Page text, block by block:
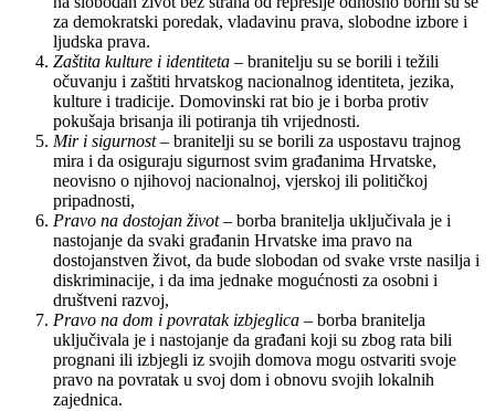
za demokratski poredak, vladavinu prava, slobodne izbore i
ljudska prava.
Zaštita kulture i identiteta – branitelju su se borili i težili
očuvanju i zaštiti hrvatskog nacionalnog identiteta, jezika,
kulture i tradicije. Domovinski rat bio je i borba protiv
pokušaja brisanja ili potiranja tih vrijednosti.
Mir i sigurnost– branitelji su se borili za uspostavu trajnog
mira i da osiguraju sigurnost svim građanima Hrvatske,
neovisno o njihovoj nacionalnoj, vjerskoj ili političkoj
pripadnosti,
Pravo na dostojan život– borba branitelja uključivala je i
nastojanje da svaki građanin Hrvatske ima pravo na
dostojanstven život, da bude slobodan od svake vrste nasilja i
diskriminacije, i da ima jednake mogućnosti za osobni i
društveni razvoj,
Pravo na dom i povratak izbjeglica – borba branitelja
uključivala je i nastojanje da građani koji su zbog rata bili
prognani ili izbjegli iz svojih domova mogu ostvariti svoje
pravo na povratak u svoj dom i obnovu svojih lokalnih
zajednica.